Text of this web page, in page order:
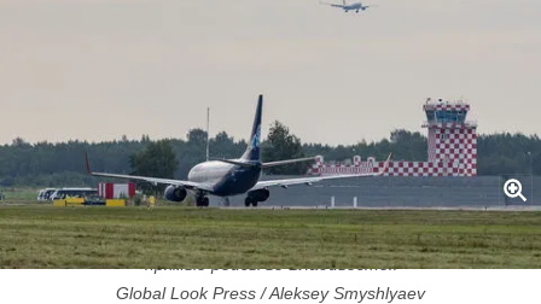
8 часов 35 минут — и вы у океана: из Петербурга возвращают
прямые рейсы во Владивосток
Global Look Press / Aleksey Smyshlyaev